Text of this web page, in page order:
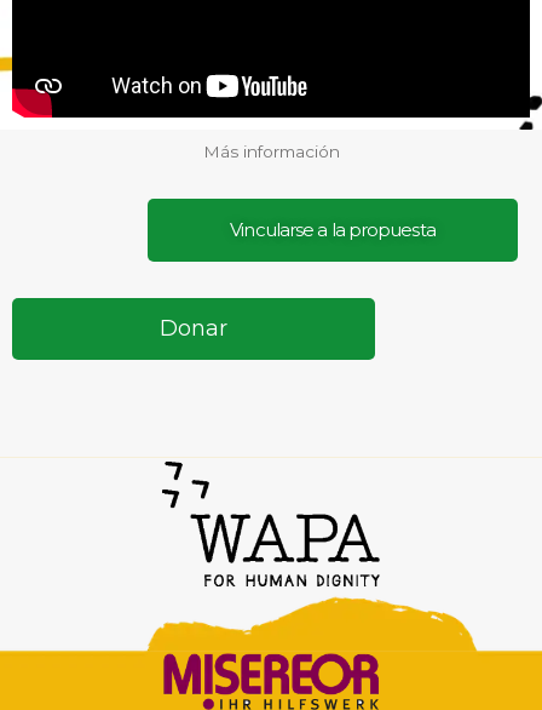
Más información
Vincularse a la propuesta
Donar